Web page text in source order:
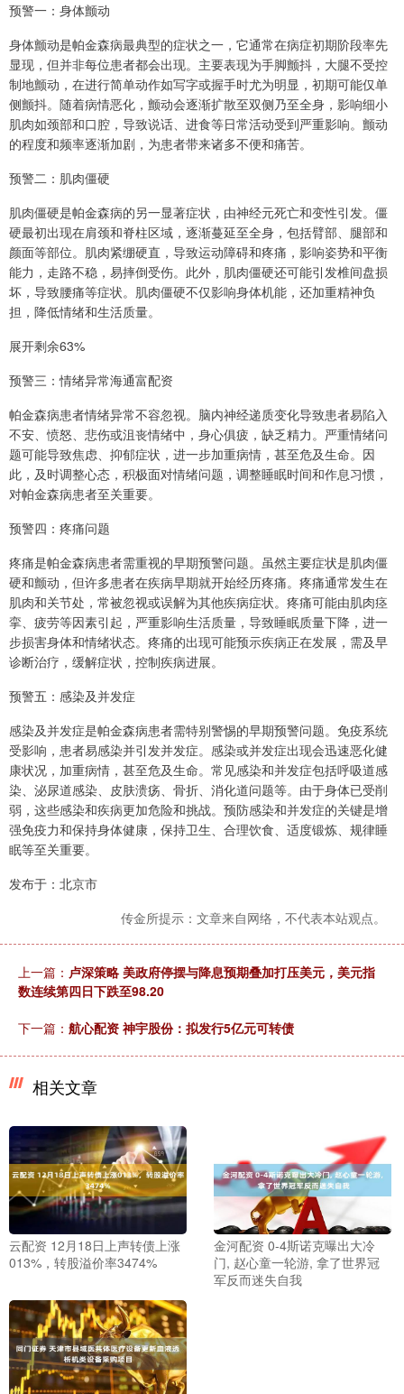
预警一：身体颤动
身体颤动是帕金森病最典型的症状之一，它通常在病症初期阶段率先
显现，但并非每位患者都会出现。主要表现为手脚颤抖，大腿不受控
制地颤动，在进行简单动作如写字或握手时尤为明显，初期可能仅单
侧颤抖。随着病情恶化，颤动会逐渐扩散至双侧乃至全身，影响细小
肌肉如颈部和口腔，导致说话、进食等日常活动受到严重影响。颤动
的程度和频率逐渐加剧，为患者带来诸多不便和痛苦。
预警二：肌肉僵硬
肌肉僵硬是帕金森病的另一显著症状，由神经元死亡和变性引发。僵
硬最初出现在肩颈和脊柱区域，逐渐蔓延至全身，包括臂部、腿部和
颜面等部位。肌肉紧绷硬直，导致运动障碍和疼痛，影响姿势和平衡
能力，走路不稳，易摔倒受伤。此外，肌肉僵硬还可能引发椎间盘损
坏，导致腰痛等症状。肌肉僵硬不仅影响身体机能，还加重精神负
担，降低情绪和生活质量。
展开剩余63%
预警三：情绪异常海通富配资
帕金森病患者情绪异常不容忽视。脑内神经递质变化导致患者易陷入
不安、愤怒、悲伤或沮丧情绪中，身心俱疲，缺乏精力。严重情绪问
题可能导致焦虑、抑郁症状，进一步加重病情，甚至危及生命。因
此，及时调整心态，积极面对情绪问题，调整睡眠时间和作息习惯，
对帕金森病患者至关重要。
预警四：疼痛问题
疼痛是帕金森病患者需重视的早期预警问题。虽然主要症状是肌肉僵
硬和颤动，但许多患者在疾病早期就开始经历疼痛。疼痛通常发生在
肌肉和关节处，常被忽视或误解为其他疾病症状。疼痛可能由肌肉痉
挛、疲劳等因素引起，严重影响生活质量，导致睡眠质量下降，进一
步损害身体和情绪状态。疼痛的出现可能预示疾病正在发展，需及早
诊断治疗，缓解症状，控制疾病进展。
预警五：感染及并发症
感染及并发症是帕金森病患者需特别警惕的早期预警问题。免疫系统
受影响，患者易感染并引发并发症。感染或并发症出现会迅速恶化健
康状况，加重病情，甚至危及生命。常见感染和并发症包括呼吸道感
染、泌尿道感染、皮肤溃疡、骨折、消化道问题等。由于身体已受削
弱，这些感染和疾病更加危险和挑战。预防感染和并发症的关键是增
强免疫力和保持身体健康，保持卫生、合理饮食、适度锻炼、规律睡
眠等至关重要。
发布于：北京市
传金所提示：文章来自网络，不代表本站观点。
上一篇： 卢深策略 美政府停摆与降息预期叠加打压美元，美元指
数连续第四日下跌至98.20
下一篇： 航心配资 神宇股份：拟发行5亿元可转债
相关文章
云配资 12月18日上声转债上涨
013%，转股溢价率3474%
金河配资 0-4斯诺克曝出大冷
门, 赵心童一轮游, 拿了世界冠
军反而迷失自我